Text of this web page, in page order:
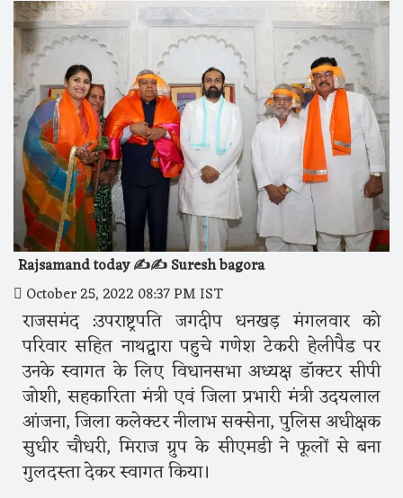
Rajsamand today ✍️✍️ Suresh bagora
October 25, 2022 08:37 PM IST
राजसमंद :उपराष्ट्रपति जगदीप धनखड़ मंगलवार को
परिवार सहित नाथद्वारा पहुचे गणेश टेकरी हेलीपैड पर
उनके स्वागत के लिए विधानसभा अध्यक्ष डॉक्टर सीपी
जोशी, सहकारिता मंत्री एवं जिला प्रभारी मंत्री उदयलाल
आंजना, जिला कलेक्टर नीलाभ सक्सेना, पुलिस अधीक्षक
सुधीर चौधरी, मिराज ग्रुप के सीएमडी ने फूलों से बना
गुलदस्ता देकर स्वागत किया।